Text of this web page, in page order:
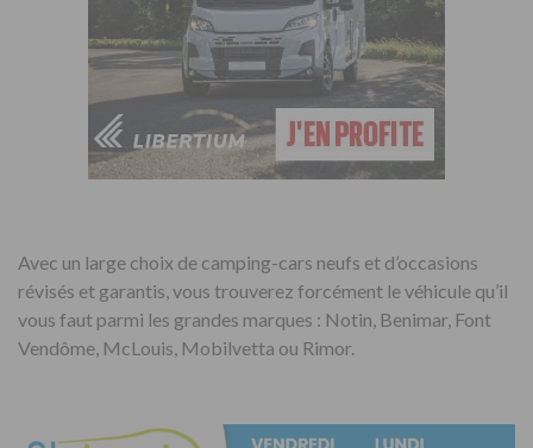
Avec un large choix de camping-cars neufs et d’occasions
révisés et garantis, vous trouverez forcément le véhicule qu’il
vous faut parmi les grandes marques : Notin, Benimar, Font
Vendôme, McLouis, Mobilvetta ou Rimor.